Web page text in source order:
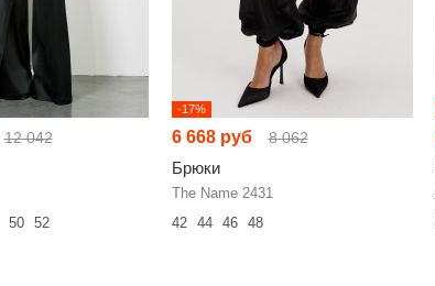
12 042
50 52
-17%
6 668 руб 8 062
Брюки
The Name 2431
42
44 46 48